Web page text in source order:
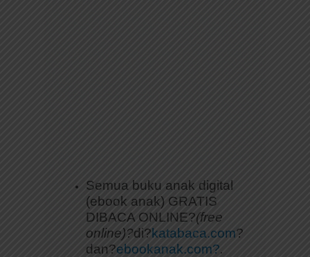
Semua buku anak digital
(ebook anak) GRATIS
DIBACA ONLINE?(free
online)?di?katabaca.com?
dan?ebookanak.com?.